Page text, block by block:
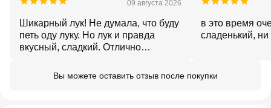
09 августа 2026
Шикарный лук! Не думала, что буду
петь оду луку. Но лук и правда
вкусный, сладкий. Отлично
в это время
сладенький, ни
Вы можете оставить отзыв после покупки